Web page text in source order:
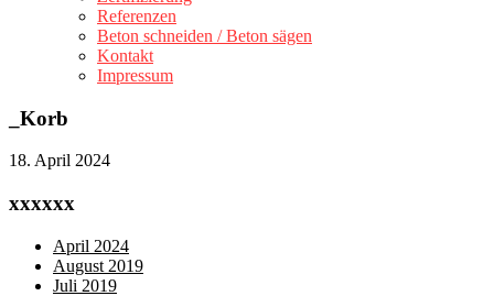
Referenzen
Beton schneiden / Beton sägen
Kontakt
Impressum
_Korb
18. April 2024
xxxxxx
April 2024
August 2019
Juli 2019